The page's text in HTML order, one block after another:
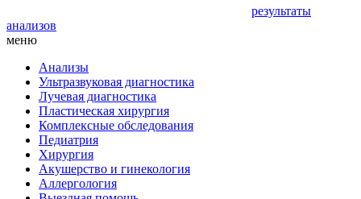
результаты
анализов
меню
Анализы
Ультразвуковая диагностика
Лучевая диагностика
Пластическая хирургия
Комплексные обследования
Педиатрия
Хирургия
Акушерство и гинекология
Аллергология